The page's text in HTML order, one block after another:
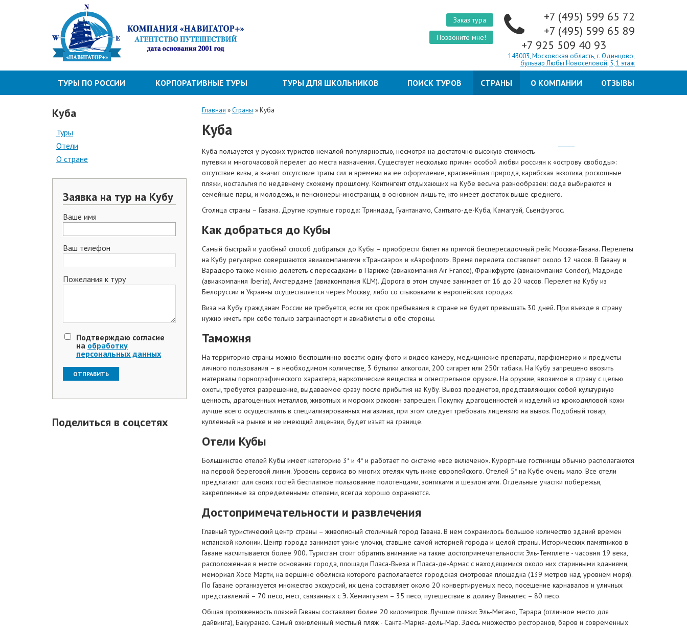
Заказ тура
Позвоните мне!
+7 (495) 599 65 72
+7 (495) 599 65 89
+7 925 509 40 93
143003, Московская область, г. Одинцово,
бульвар Любы Новоселовой, 5, 1 этаж
ТУРЫ ПО РОССИИ КОРПОРАТИВНЫЕ ТУРЫ ТУРЫ ДЛЯ ШКОЛЬНИКОВ ПОИСК ТУРОВ СТРАНЫ О КОМПАНИИ ОТЗЫВЫ
Куба
Туры
Отели
О стране
Заявка на тур на Кубу
Ваше имя
Ваш телефон
Пожелания к туру
Подтверждаю согласие
на обработку
персональных данных
Поделиться в соцсетях
Главная »Страны »Куба
Куба
Куба пользуется у русских туристов немалой популярностью, несмотря на достаточно высокую стоимость
путевки и многочасовой перелет до места назначения. Существует несколько причин особой любви россиян к «острову свободы»:
отсутствие визы, а значит отсутствие траты сил и времени на ее оформление, красивейшая природа, карибская экзотика, роскошные
пляжи, ностальгия по недавнему схожему прошлому. Контингент отдыхающих на Кубе весьма разнообразен: сюда выбираются и
семейные пары, и молодежь, и пенсионеры-иностранцы, в основном лишь те, кто имеет достаток выше среднего.
Столица страны – Гавана. Другие крупные города: Тринидад, Гуантанамо, Сантьяго-де-Куба, Камагуэй, Сьенфуэгос.
Как добраться до Кубы
Самый быстрый и удобный способ добраться до Кубы – приобрести билет на прямой беспересадочный рейс Москва-Гавана. Перелеты
на Кубу регулярно совершаются авиакомпаниями «Трансаэро» и «Аэрофлот». Время перелета составляет около 12 часов. В Гавану и
Варадеро также можно долететь с пересадками в Париже (авиакомпания Air France), Франкфурте (авиакомпания Condor), Мадриде
(авиакомпания Iberia), Амстердаме (авиакомпания KLM). Дорога в этом случае занимает от 16 до 20 часов. Перелет на Кубу из
Белоруссии и Украины осуществляется через Москву, либо со стыковками в европейских городах.
Виза на Кубу гражданам России не требуется, если их срок пребывания в стране не будет превышать 30 дней. При въезде в страну
нужно иметь при себе только загранпаспорт и авиабилеты в обе стороны.
Таможня
На территорию страны можно беспошлинно ввезти: одну фото и видео камеру, медицинские препараты, парфюмерию и предметы
личного пользования – в необходимом количестве, 3 бутылки алкоголя, 200 сигарет или 250г табака. На Кубу запрещено ввозить
материалы порнографического характера, наркотические вещества и огнестрельное оружие. На оружие, ввозимое в страну с целью
охоты, требуется разрешение, выдаваемое сразу после прибытия на Кубу. Вывоз предметов, представляющих собой культурную
ценность, драгоценных металлов, животных и морских раковин запрещен. Покупку драгоценностей и изделий из крокодиловой кожи
лучше всего осуществлять в специализированных магазинах, при этом следует требовать лицензию на вывоз. Подобный товар,
купленный на рынке и не имеющий лицензии, будет изъят на границе.
Отели Кубы
Большинство отелей Кубы имеет категорию 3* и 4* и работает по системе «все включено». Курортные гостиницы обычно располагаются
на первой береговой линии. Уровень сервиса во многих отелях чуть ниже европейского. Отелей 5* на Кубе очень мало. Все отели
предлагают для своих гостей бесплатное пользование полотенцами, зонтиками и шезлонгами. Отдельные участки побережья,
закрепленные за определенными отелями, всегда хорошо охраняются.
Достопримечательности и развлечения
Главный туристический центр страны – живописный столичный город Гавана. В нем сохранилось большое количество зданий времен
испанской колонии. Центр города занимают узкие улочки, ставшие самой историей города и целой страны. Исторических памятников в
Гаване насчитывается более 900. Туристам стоит обратить внимание на такие достопримечательности: Эль-Темплете - часовня 19 века,
расположенная в месте основания города, площади Пласа-Вьеха и Пласа-де-Армас с находящимися около них старинными зданиями,
мемориал Хосе Марти, на вершине обелиска которого располагается городская смотровая площадка (139 метров над уровнем моря).
По Гаване организуется множество экскурсий, их цена составляет около 20 конвертируемых песо, посещение карнавалов и уличных
представлений – 70 песо, мест, связанных с Э. Хемингуэем – 35 песо, путешествие в долину Виньялес – 80 песо.
Общая протяженность пляжей Гаваны составляет более 20 километров. Лучшие пляжи: Эль-Мегано, Тарара (отличное место для
дайвинга), Бакуранао. Самый оживленный местный пляж - Санта-Мария-дель-Мар. Здесь множество ресторанов, баров и современных